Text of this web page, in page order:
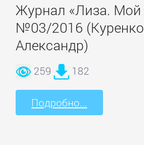
Журнал «Лиза. Мой
№03/2016
Александр)
259 182
Подробно...
Боевики:
Прочее
Криминальные
боевики